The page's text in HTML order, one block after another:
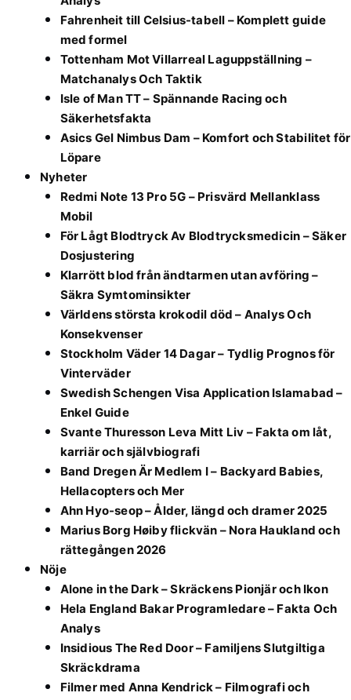
Fahrenheit till Celsius-tabell – Komplett guide
med formel
Tottenham Mot Villarreal Laguppställning –
Matchanalys Och Taktik
Isle of Man TT – Spännande Racing och
Säkerhetsfakta
Asics Gel Nimbus Dam – Komfort och Stabilitet för
Löpare
Nyheter
Redmi Note 13 Pro 5G – Prisvärd Mellanklass
Mobil
För Lågt Blodtryck Av Blodtrycksmedicin – Säker
Dosjustering
Klarrött blod från ändtarmen utan avföring –
Säkra Symtominsikter
Världens största krokodil död – Analys Och
Konsekvenser
Stockholm Väder 14 Dagar – Tydlig Prognos för
Vinterväder
Swedish Schengen Visa Application Islamabad –
Enkel Guide
Svante Thuresson Leva Mitt Liv – Fakta om låt,
karriär och självbiografi
Band Dregen Är Medlem I – Backyard Babies,
Hellacopters och Mer
Ahn Hyo-seop – Ålder, längd och dramer 2025
Marius Borg Høiby flickvän – Nora Haukland och
rättegången 2026
Nöje
Alone in the Dark – Skräckens Pionjär och Ikon
Hela England Bakar Programledare – Fakta Och
Analys
Insidious The Red Door – Familjens Slutgiltiga
Skräckdrama
Filmer med Anna Kendrick – Filmografi och